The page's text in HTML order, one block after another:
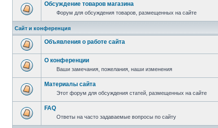
Обсуждение товаров магазина
Форум для обсуждения товаров, размещенных на сайте
Сайт и конференция
Объявления о работе сайта
О конференции
Ваши замечания, пожелания, наши изменения
Материалы сайта
Этот форум для обсуждения статей, размещенных на сайте
FAQ
Ответы на часто задаваемые вопросы по сайту